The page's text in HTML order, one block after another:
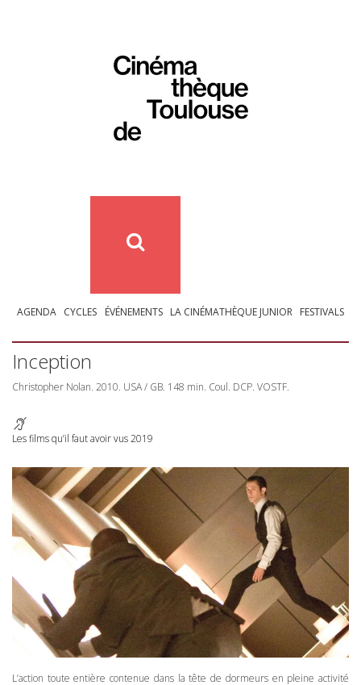
AGENDA CYCLES ÉVÉNEMENTS LA CINÉMATHÈQUE JUNIOR FESTIVALS
Inception
Christopher Nolan. 2010. USA/ GB. 148 min. Coul. DCP. VOSTF.
Les films qu’il faut avoir vus 2019
L’action toute entière contenue dans la tête de dormeurs en pleine activité